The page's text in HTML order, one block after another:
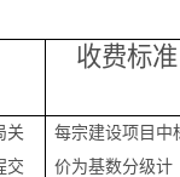
收费标准
关
交
每宗建设项目中
价为基数分级计